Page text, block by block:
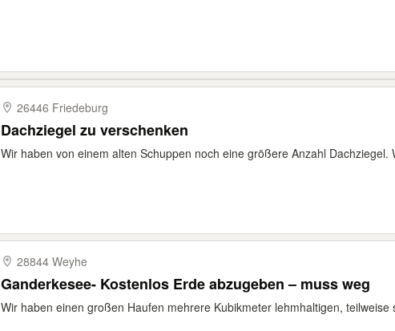
26446 Friedeburg
Dachziegel zu verschenken
Wir haben von einem alten Schuppen noch eine größere Anzahl Dachziegel.
28844 Weyhe
Ganderkesee- Kostenlos Erde abzugeben – muss weg
Wir haben einen großen Haufen mehrere Kubikmeter lehmhaltigen, teilweise